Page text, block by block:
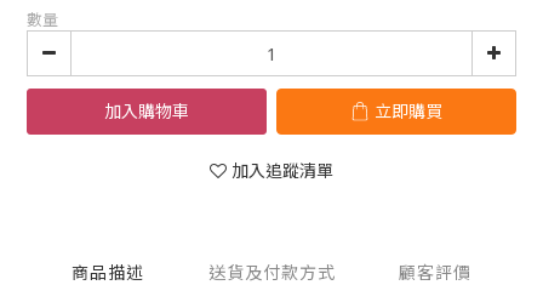
數量
加入購物車 立即購買
加入追蹤清單
商品描述 送貨及付款方式 顧客評價